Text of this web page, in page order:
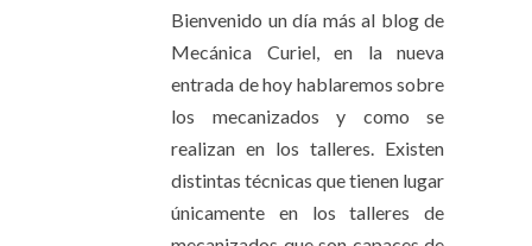
Bienvenido un día más al blog de
Mecánica Curiel, en la nueva
entrada de hoy hablaremos sobre
los mecanizados y como se
realizan en los talleres. Existen
distintas técnicas que tienen lugar
únicamente en los talleres de